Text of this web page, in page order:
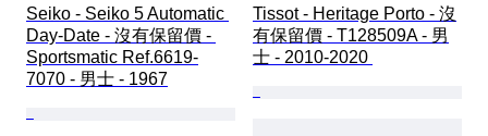
Seiko - Seiko 5 Automatic
Day-Date - 沒有保留價 -
Sportsmatic Ref.6619-
7070 - 男士 - 1967
Tissot - Heritage Porto - 沒
有保留價 - T128509A - 男
士 - 2010-2020